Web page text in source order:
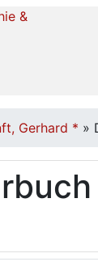
Gerhard * »